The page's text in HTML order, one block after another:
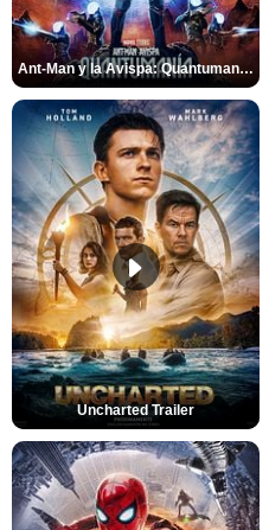
Ant-Man y la Avispa: Quantumanía Tráiler (2)
Uncharted Trailer